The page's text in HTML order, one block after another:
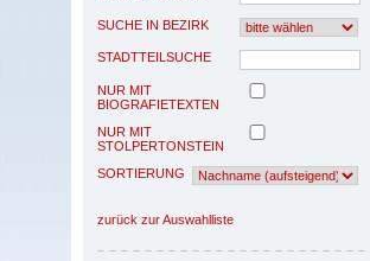
SUCHE IN BEZIRK
STADTTEILSUCHE
NUR MIT
BIOGRAFIETEXTEN
NUR MIT
STOLPERTONSTEIN
SORTIERUNG
zurück zur Auswahlliste